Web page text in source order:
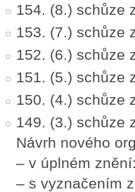
154. (8.) schůze
153. (7.) schůze
152. (6.) schůze
151. (5.) schůze
150. (4.) schůze
149. (3.) schůze
Návrh nového
– v úplném
– s vyznačením